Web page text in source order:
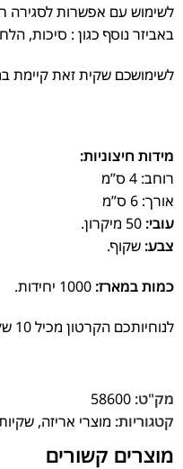
לשימוש עם אפשרות לסגירה
באביזר נוסף כגון : סיכות,
לשימושכם שקית זאת קיימת
מידות חיצוניות:
רוחב: 4 ס”מ
אורך: 6 ס”מ
עובי: 50 מיקרון.
צבע: שקוף.
כמות במארז: 1000 יחידות.
לנוחיותכם הקרטון מכיל 10 שקיות של 100 יחידות בכל שקית.
מק"ט: 58600
קטגוריות: מוצרי אריזה,
מוצרים קשורים